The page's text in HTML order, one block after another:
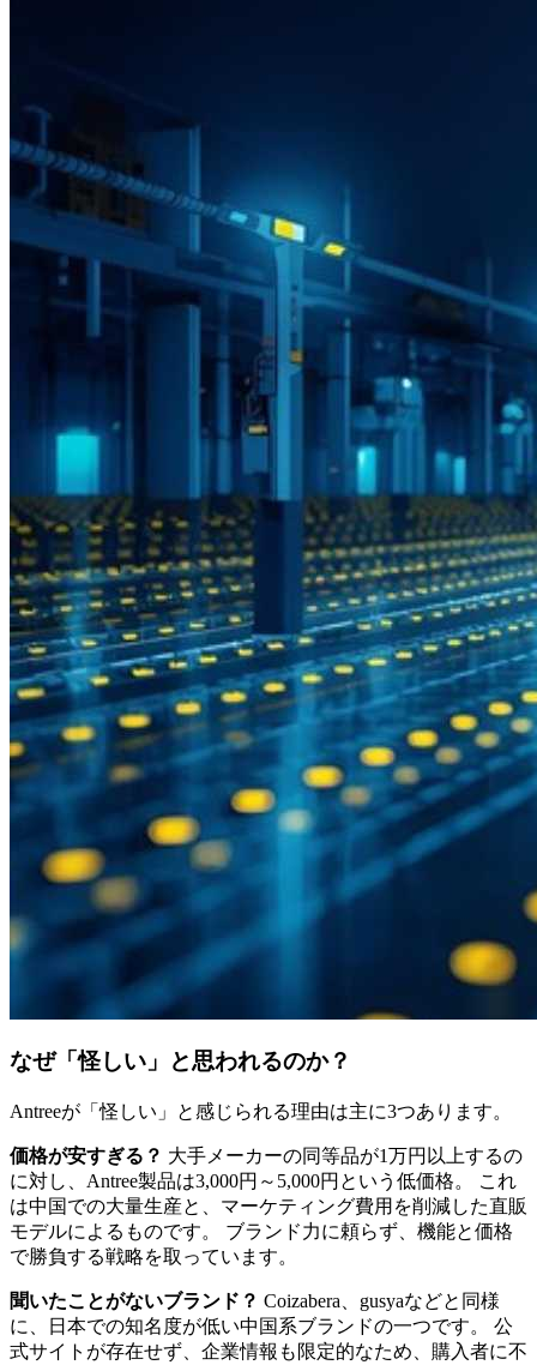
なぜ「怪しい」と思われるのか？
Antreeが「怪しい」と感じられる理由は主に3つあります。
価格が安すぎる？ 大手メーカーの同等品が1万円以上するの
に対し、Antree製品は3,000円～5,000円という低価格。 これ
は中国での大量生産と、マーケティング費用を削減した直販
モデルによるものです。 ブランド力に頼らず、機能と価格
で勝負する戦略を取っています。
聞いたことがないブランド？ Coizabera、gusyaなどと同様
に、日本での知名度が低い中国系ブランドの一つです。 公
式サイトが存在せず、企業情報も限定的なため、購入者に不